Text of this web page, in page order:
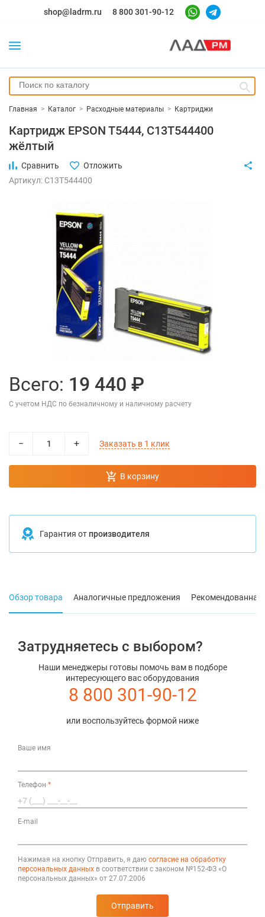
shop@ladrm.ru 8 800 301-90-12
Главная > Каталог > Расходные материалы > Картриджи
Картридж EPSON T5444, C13T544400
жёлтый
Сравнить
Отложить
Артикул: C13T544400
Всего: 19 440 ₽
С учетом НДС по безналичному и наличному расчету
− + Заказать в 1 клик
В корзину
Гарантия от производителя
Обзор товара Аналогичные предложения Рекомендованная
Затрудняетесь с выбором?
Наши менеджеры готовы помочь вам в подборе
интересующего вас оборудования
8 800 301-90-12
или воспользуйтесь формой ниже
Ваше имя
Телефон *
E-mail
Нажимая на кнопку Отправить, я даю согласие на обработку
персональных данных в соответствии с законом №152-ФЗ «О
персональных данных» от 27.07.2006
Отправить